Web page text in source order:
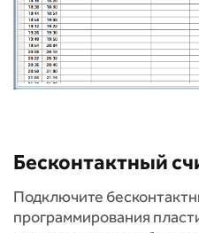
Бесконтактный
Подключите
программирования